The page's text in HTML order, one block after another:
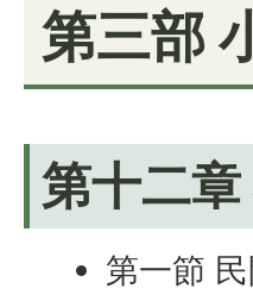
第三部
第十二
第一節